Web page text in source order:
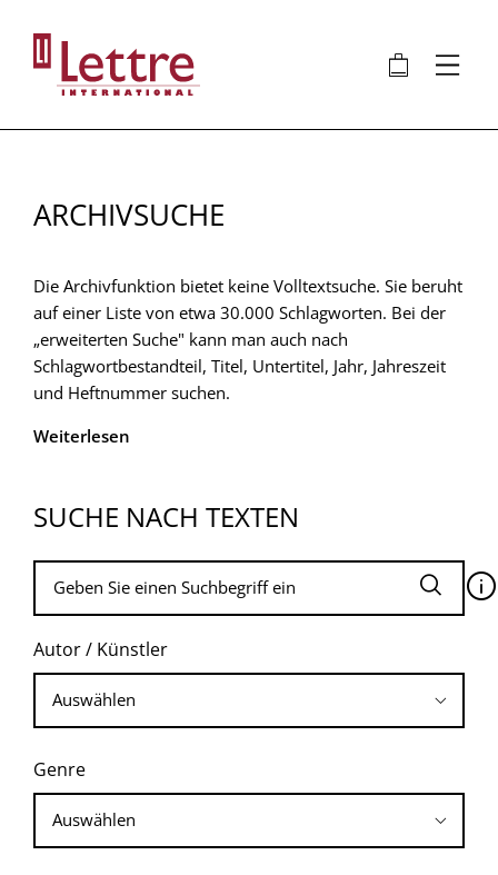
Inhalt
🛍 ⋮
ARCHIVSUCHE
Die Archivfunktion bietet keine Volltextsuche. Sie beruht
auf einer Liste von etwa 30.000 Schlagworten. Bei der
„erweiterten Suche" kann man auch nach
Schlagwortbestandteil, Titel, Untertitel, Jahr, Jahreszeit
und Heftnummer suchen.
Weiterlesen
SUCHE NACH TEXTEN
🛈
Autor / Künstler
Genre